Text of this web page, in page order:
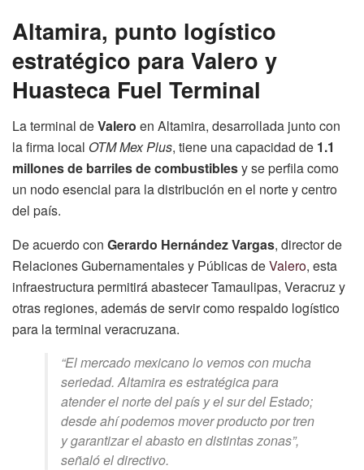
Altamira, punto logístico
estratégico para Valero y
Huasteca Fuel Terminal
La terminal deValero en Altamira, desarrollada junto con
la firma local OTM Mex Plus, tiene una capacidad de 1.1
millones de barriles de combustiblesy se perfila como
un nodo esencial para la distribución en el norte y centro
del país.
De acuerdo con Gerardo Hernández Vargas, director de
Relaciones Gubernamentales y Públicas deValero, esta
infraestructura permitirá abastecer Tamaulipas, Veracruz y
otras regiones, además de servir como respaldo logístico
para la terminal veracruzana.
“El mercado mexicano lo vemos con mucha
seriedad. Altamira es estratégica para
atender el norte del país y el sur del Estado;
desde ahí podemos mover producto por tren
y garantizar el abasto en distintas zonas”,
señaló el directivo.